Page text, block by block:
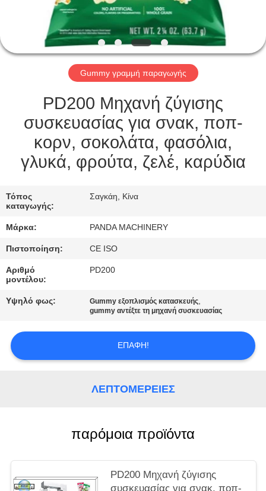
ΈΛΕΓΧΟΣ
ΜΑΣ
ΕΛΆΤΕ
ΕΠΑΦΉ
ΜΕ
ΕΙΔΉΣΕΙΣ
ΖΗΤΉΣΤΕ
ΈΝΑ
ΑΠΌΣΠΑΣΜΑ
SITEMAP
PRIVACY
POLICY
Gummy γραμμή παραγωγής
PD200 Μηχανή ζύγισης
συσκευασίας για σνακ, ποπ-
κορν, σοκολάτα, φασόλια,
γλυκά, φρούτα, ζελέ, καρύδια
Τόπος
καταγωγής:
Σαγκάη, Κίνα
Μάρκα: PANDA MACHINERY
Πιστοποίηση: CE ISO
Αριθμό
μοντέλου:
PD200
Υψηλό φως: Gummy εξοπλισμός κατασκευής,
gummy αντέξτε τη μηχανή συσκευασίας
ΕΠΑΦΉ!
ΛΕΠΤΟΜΈΡΕΙΕΣ
παρόμοια προϊόντα
PD200 Μηχανή ζύγισης
συσκευασίας για σνακ, ποπ-